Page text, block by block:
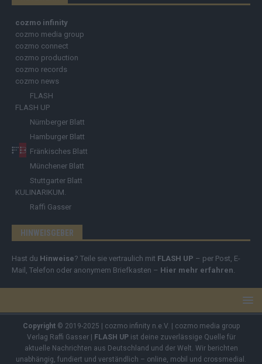
cozmo infinity
cozmo media group
cozmo connect
cozmo production
cozmo records
cozmo news
FLASH
FLASH UP
Nürnberger Blatt
Hamburger Blatt
Fränkisches Blatt
Münchener Blatt
Stuttgarter Blatt
KULINARIKUM.
Raffi Gasser
HINWEISGEBER
Hast du Hinweise? Teile sie vertraulich mit FLASH UP – per Post, E-
Mail, Telefon oder anonymem Briefkasten – Hier mehr erfahren
Copyright© 2019-2025 | cozmo infinity n.e.V. | cozmo media group
Verlag Raffi Gasser | FLASH UPist deine zuverlässige Quelle für
aktuelle Nachrichten aus Deutschland und der Welt. Wir berichten
unabhängig, fundiert und verständlich – online, mobil und crossmedial.